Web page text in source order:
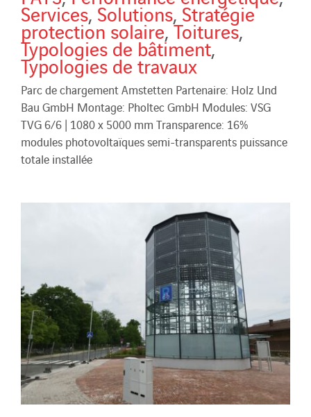
Services,Solutions, Stratégie
protection solaire,Toitures,
Typologies de bâtiment,
Typologies de travaux
Parc de chargement Amstetten Partenaire: Holz Und
Bau GmbH Montage: Pholtec GmbH Modules: VSG
TVG 6/6 | 1080 x 5000 mm Transparence: 16%
modules photovoltaïques semi-transparents puissance
totale installée